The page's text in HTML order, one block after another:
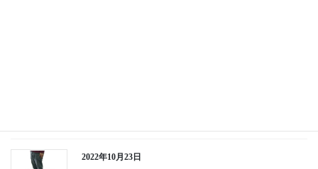
2022年10月23日